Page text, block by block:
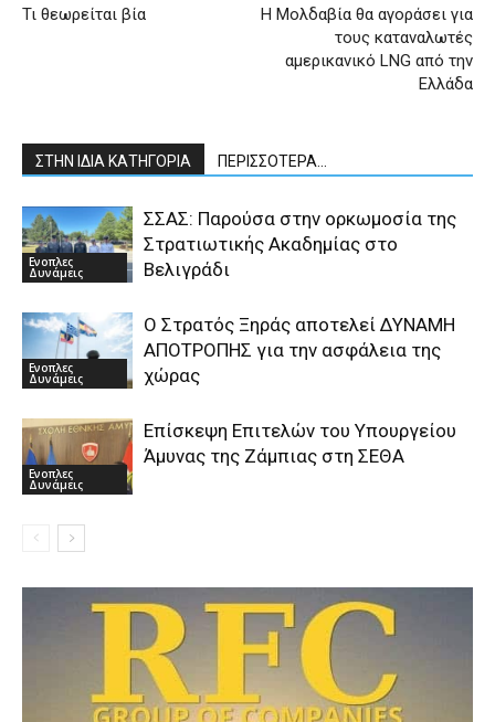
Τι θεωρείται βία
Η Μολδαβία θα αγοράσει για
τους καταναλωτές
αμερικανικό LNG από την
Ελλάδα
ΣΤΗΝ ΙΔΙΑ ΚΑΤΗΓΟΡΙΑ ΠΕΡΙΣΣΟΤΕΡΑ...
Ενοπλες
Δυνάμεις
ΣΣΑΣ: Παρούσα στην ορκωμοσία της
Στρατιωτικής Ακαδημίας στο
Βελιγράδι
Ενοπλες
Δυνάμεις
Ο Στρατός Ξηράς αποτελεί ΔΥΝΑΜΗ
ΑΠΟΤΡΟΠΗΣ για την ασφάλεια της
χώρας
Ενοπλες
Δυνάμεις
Επίσκεψη Επιτελών του Υπουργείου
Άμυνας της Ζάμπιας στη ΣΕΘΑ